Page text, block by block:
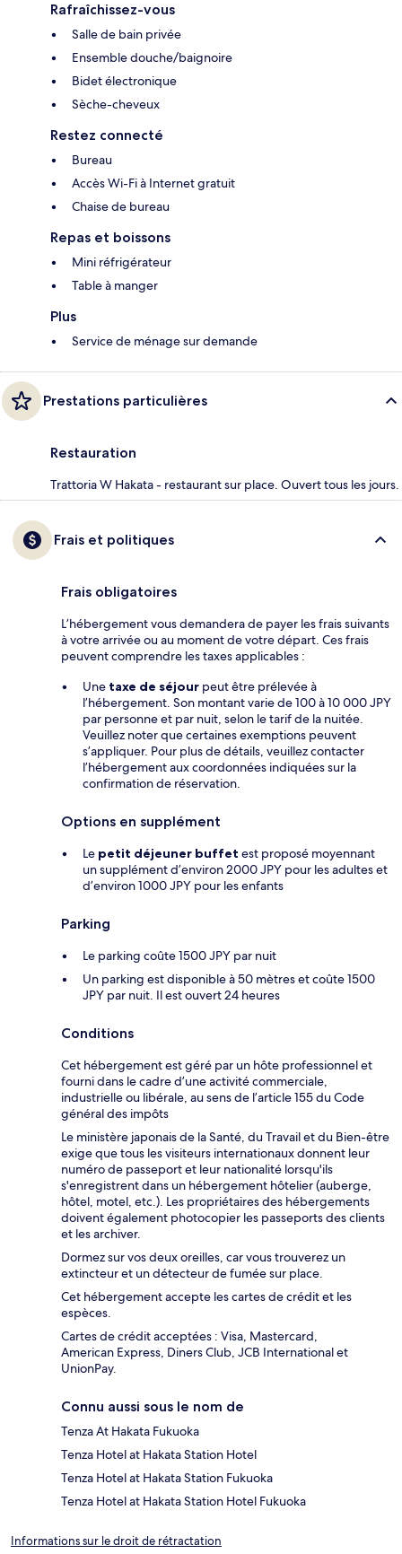
Rafraîchissez-vous
Salle de bain privée
Ensemble douche/baignoire
Bidet électronique
Sèche-cheveux
Restez connecté
Bureau
Accès Wi-Fi à Internet gratuit
Chaise de bureau
Repas et boissons
Mini réfrigérateur
Table à manger
Plus
Service de ménage sur demande
Prestations particulières
Restauration
Trattoria W Hakata - restaurant sur place. Ouvert tous les jours.
Frais et politiques
Frais obligatoires
L’hébergement vous demandera de payer les frais suivants
à votre arrivée ou au moment de votre départ. Ces frais
peuvent comprendre les taxes applicables :
Une taxe de séjour peut être prélevée à
l’hébergement. Son montant varie de 100 à 10 000 JPY
par personne et par nuit, selon le tarif de la nuitée.
Veuillez noter que certaines exemptions peuvent
s’appliquer. Pour plus de détails, veuillez contacter
l’hébergement aux coordonnées indiquées sur la
confirmation de réservation.
Options en supplément
Le petit déjeuner buffet est proposé moyennant
un supplément d’environ 2000 JPY pour les adultes et
d’environ 1000 JPY pour les enfants
Parking
Le parking coûte 1500 JPY par nuit
Un parking est disponible à 50 mètres et coûte 1500
JPY par nuit. Il est ouvert 24 heures
Conditions
Cet hébergement est géré par un hôte professionnel et
fourni dans le cadre d’une activité commerciale,
industrielle ou libérale, au sens de l’article 155 du Code
général des impôts
Le ministère japonais de la Santé, du Travail et du Bien-être
exige que tous les visiteurs internationaux donnent leur
numéro de passeport et leur nationalité lorsqu'ils
s'enregistrent dans un hébergement hôtelier (auberge,
hôtel, motel, etc.). Les propriétaires des hébergements
doivent également photocopier les passeports des clients
et les archiver.
Dormez sur vos deux oreilles, car vous trouverez un
extincteur et un détecteur de fumée sur place.
Cet hébergement accepte les cartes de crédit et les
espèces.
Cartes de crédit acceptées : Visa, Mastercard,
American Express, Diners Club, JCB International et
UnionPay.
Connu aussi sous le nom de
Tenza At Hakata Fukuoka
Tenza Hotel at Hakata Station Hotel
Tenza Hotel at Hakata Station Fukuoka
Tenza Hotel at Hakata Station Hotel Fukuoka
Informations sur le droit de rétractation